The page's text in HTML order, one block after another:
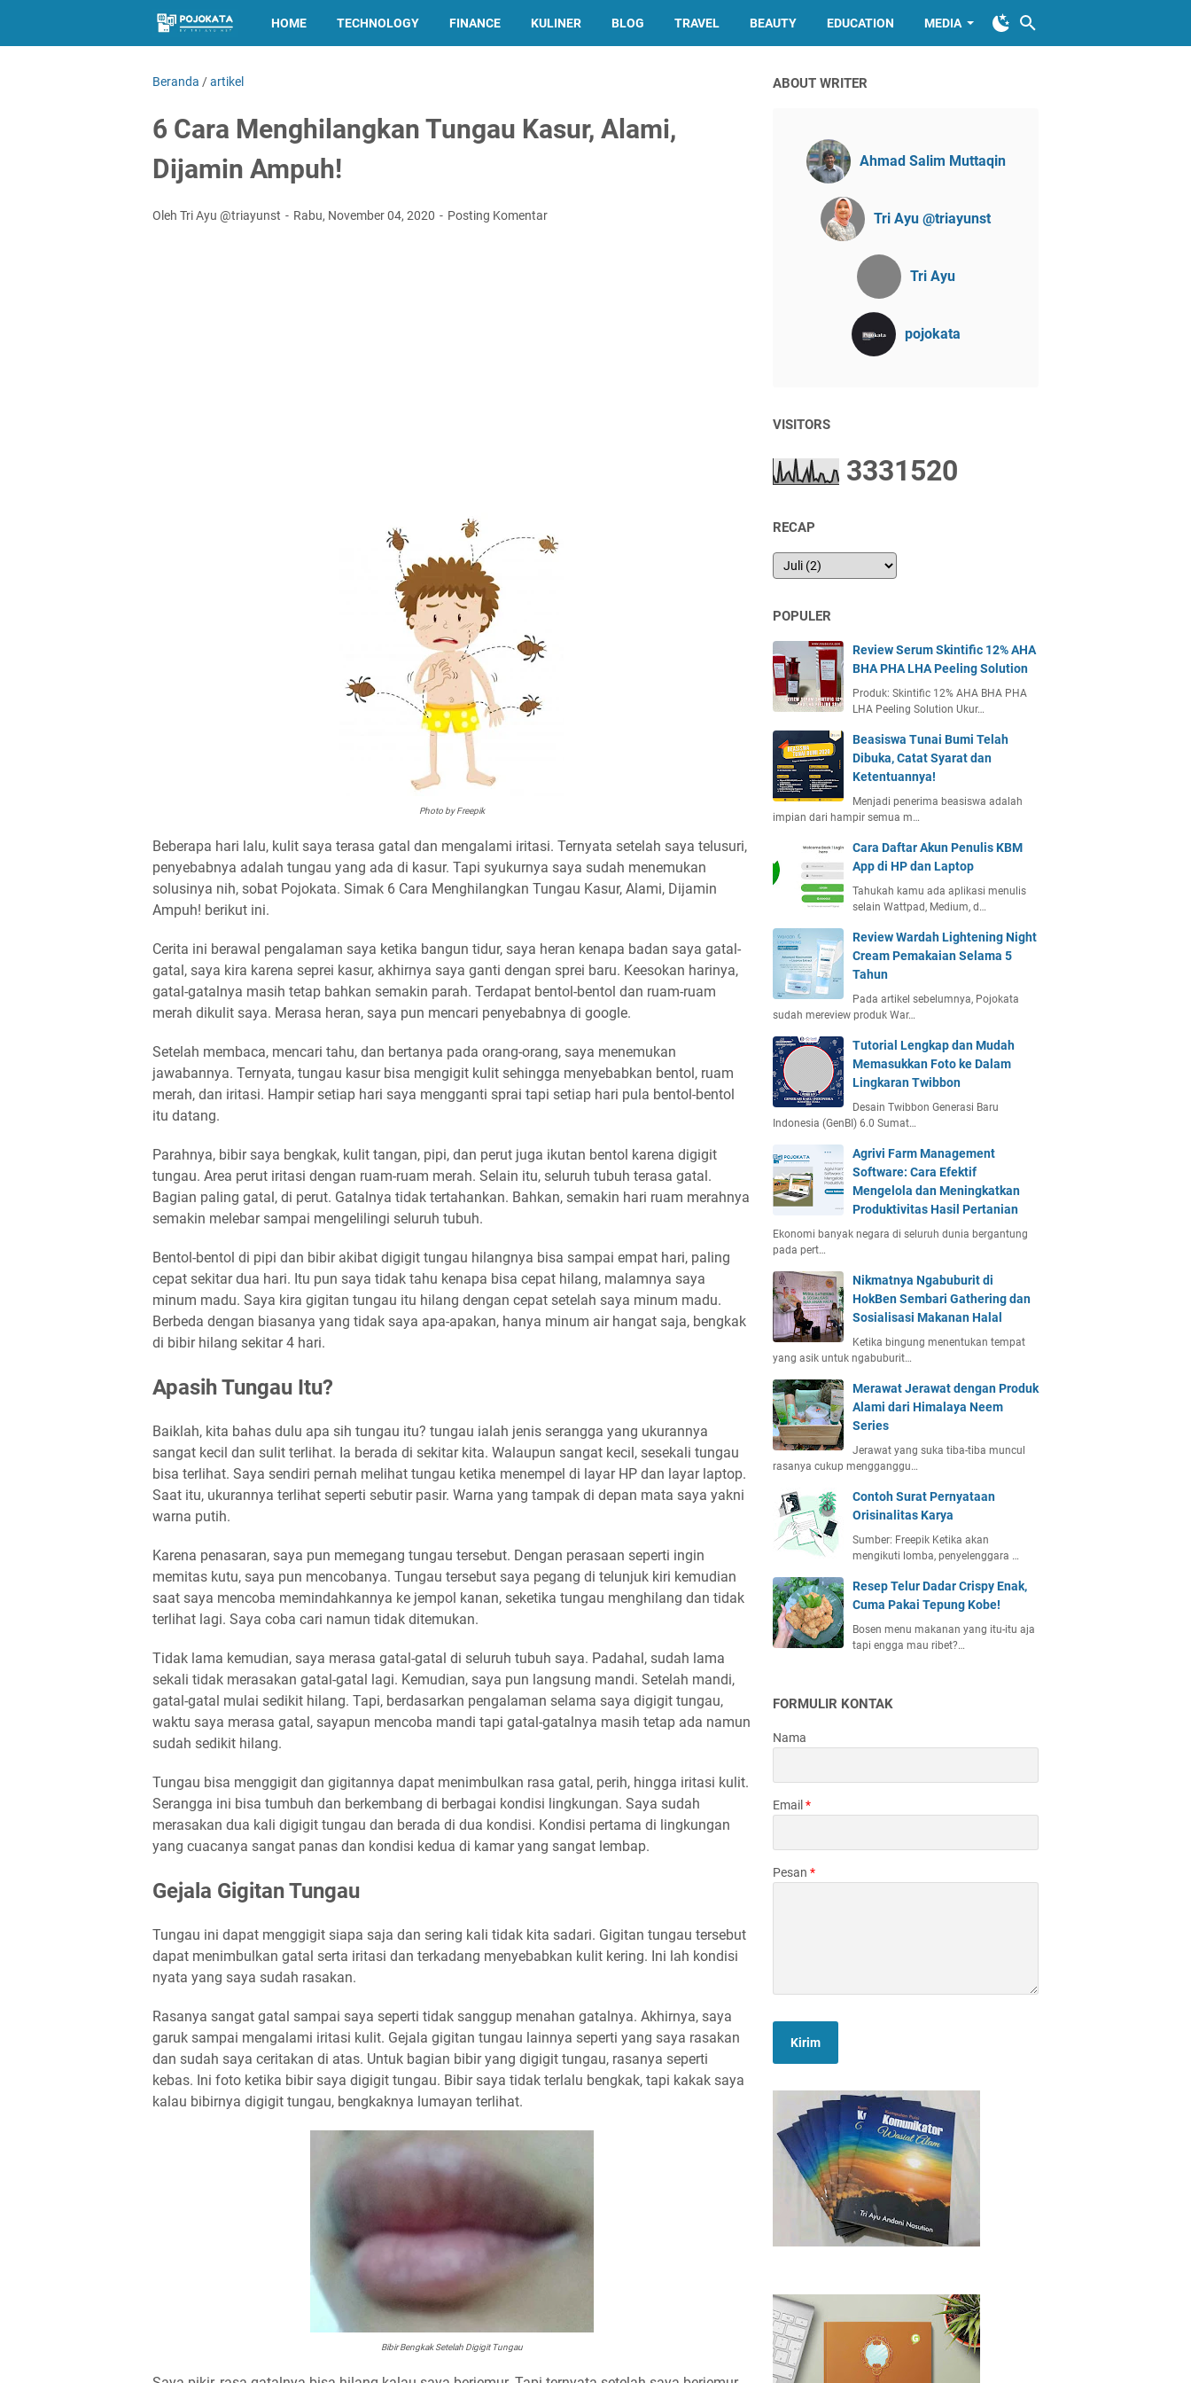
HOME TECHNOLOGY FINANCE KULINER BLOG TRAVEL BEAUTY EDUCATION MEDIA
Beranda /artikel
6 Cara Menghilangkan Tungau Kasur, Alami,
Dijamin Ampuh!
Oleh Tri Ayu @triayunst Rabu, November 04, 2020 Posting Komentar
Photo by Freepik
Beberapa hari lalu, kulit saya terasa gatal dan mengalami iritasi. Ternyata setelah saya telusuri,
penyebabnya adalah tungau yang ada di kasur. Tapi syukurnya saya sudah menemukan
solusinya nih, sobat Pojokata. Simak 6 Cara Menghilangkan Tungau Kasur, Alami, Dijamin
Ampuh! berikut ini.
Cerita ini berawal pengalaman saya ketika bangun tidur, saya heran kenapa badan saya gatal-
gatal, saya kira karena seprei kasur, akhirnya saya ganti dengan sprei baru. Keesokan harinya,
gatal-gatalnya masih tetap bahkan semakin parah. Terdapat bentol-bentol dan ruam-ruam
merah dikulit saya. Merasa heran, saya pun mencari penyebabnya di google.
Setelah membaca, mencari tahu, dan bertanya pada orang-orang, saya menemukan
jawabannya. Ternyata, tungau kasur bisa mengigit kulit sehingga menyebabkan bentol, ruam
merah, dan iritasi. Hampir setiap hari saya mengganti sprai tapi setiap hari pula bentol-bentol
itu datang.
Parahnya, bibir saya bengkak, kulit tangan, pipi, dan perut juga ikutan bentol karena digigit
tungau. Area perut iritasi dengan ruam-ruam merah. Selain itu, seluruh tubuh terasa gatal.
Bagian paling gatal, di perut. Gatalnya tidak tertahankan. Bahkan, semakin hari ruam merahnya
semakin melebar sampai mengelilingi seluruh tubuh.
Bentol-bentol di pipi dan bibir akibat digigit tungau hilangnya bisa sampai empat hari, paling
cepat sekitar dua hari. Itu pun saya tidak tahu kenapa bisa cepat hilang, malamnya saya
minum madu. Saya kira gigitan tungau itu hilang dengan cepat setelah saya minum madu.
Berbeda dengan biasanya yang tidak saya apa-apakan, hanya minum air hangat saja, bengkak
di bibir hilang sekitar 4 hari.
Apasih Tungau Itu?
Baiklah, kita bahas dulu apa sih tungau itu? tungau ialah jenis serangga yang ukurannya
sangat kecil dan sulit terlihat. Ia berada di sekitar kita. Walaupun sangat kecil, sesekali tungau
bisa terlihat. Saya sendiri pernah melihat tungau ketika menempel di layar HP dan layar laptop.
Saat itu, ukurannya terlihat seperti sebutir pasir. Warna yang tampak di depan mata saya yakni
warna putih.
Karena penasaran, saya pun memegang tungau tersebut. Dengan perasaan seperti ingin
memitas kutu, saya pun mencobanya. Tungau tersebut saya pegang di telunjuk kiri kemudian
saat saya mencoba memindahkannya ke jempol kanan, seketika tungau menghilang dan tidak
terlihat lagi. Saya coba cari namun tidak ditemukan.
Tidak lama kemudian, saya merasa gatal-gatal di seluruh tubuh saya. Padahal, sudah lama
sekali tidak merasakan gatal-gatal lagi. Kemudian, saya pun langsung mandi. Setelah mandi,
gatal-gatal mulai sedikit hilang. Tapi, berdasarkan pengalaman selama saya digigit tungau,
waktu saya merasa gatal, sayapun mencoba mandi tapi gatal-gatalnya masih tetap ada namun
sudah sedikit hilang.
Tungau bisa menggigit dan gigitannya dapat menimbulkan rasa gatal, perih, hingga iritasi kulit.
Serangga ini bisa tumbuh dan berkembang di berbagai kondisi lingkungan. Saya sudah
merasakan dua kali digigit tungau dan berada di dua kondisi. Kondisi pertama di lingkungan
yang cuacanya sangat panas dan kondisi kedua di kamar yang sangat lembap.
Gejala Gigitan Tungau
Tungau ini dapat menggigit siapa saja dan sering kali tidak kita sadari. Gigitan tungau tersebut
dapat menimbulkan gatal serta iritasi dan terkadang menyebabkan kulit kering. Ini lah kondisi
nyata yang saya sudah rasakan.
Rasanya sangat gatal sampai saya seperti tidak sanggup menahan gatalnya. Akhirnya, saya
garuk sampai mengalami iritasi kulit. Gejala gigitan tungau lainnya seperti yang saya rasakan
dan sudah saya ceritakan di atas. Untuk bagian bibir yang digigit tungau, rasanya seperti
kebas. Ini foto ketika bibir saya digigit tungau. Bibir saya tidak terlalu bengkak, tapi kakak saya
kalau bibirnya digigit tungau, bengkaknya lumayan terlihat.
Bibir Bengkak Setelah Digigit Tungau
ABOUT WRITER
Ahmad Salim Muttaqin
Tri Ayu @triayunst
Tri Ayu
pojokata
VISITORS
3331520
RECAP
POPULER
Review Serum Skintific 12% AHA
BHA PHA LHA Peeling Solution
Produk: Skintific 12% AHA BHA PHA
LHA Peeling Solution Ukur…
Beasiswa Tunai Bumi Telah
Dibuka, Catat Syarat dan
Ketentuannya!
Menjadi penerima beasiswa adalah
impian dari hampir semua m…
Cara Daftar Akun Penulis KBM
App di HP dan Laptop
Tahukah kamu ada aplikasi menulis
selain Wattpad, Medium, d…
Review Wardah Lightening Night
Cream Pemakaian Selama 5
Tahun
Pada artikel sebelumnya, Pojokata
sudah mereview produk War…
Tutorial Lengkap dan Mudah
Memasukkan Foto ke Dalam
Lingkaran Twibbon
Desain Twibbon Generasi Baru
Indonesia (GenBI) 6.0 Sumat…
Agrivi Farm Management
Software: Cara Efektif
Mengelola dan Meningkatkan
Produktivitas Hasil Pertanian
Ekonomi banyak negara di seluruh dunia bergantung
pada pert…
Nikmatnya Ngabuburit di
HokBen Sembari Gathering dan
Sosialisasi Makanan Halal
Ketika bingung menentukan tempat
yang asik untuk ngabuburit…
Merawat Jerawat dengan Produk
Alami dari Himalaya Neem
Series
Jerawat yang suka tiba-tiba muncul
rasanya cukup mengganggu…
Contoh Surat Pernyataan
Orisinalitas Karya
Sumber: Freepik Ketika akan
mengikuti lomba, penyelenggara …
Resep Telur Dadar Crispy Enak,
Cuma Pakai Tepung Kobe!
Bosen menu makanan yang itu-itu aja
tapi engga mau ribet?…
FORMULIR KONTAK
Nama
Email *
Pesan *